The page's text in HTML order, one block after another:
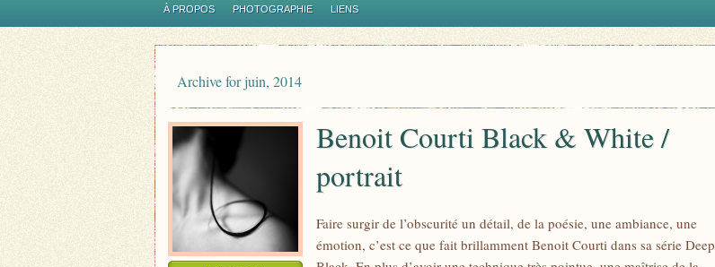
À PROPOS PHOTOGRAPHIE LIENS
Archive for juin, 2014
Benoit Courti Black & White /
portrait
Faire surgir de l’obscurité un détail, de la poésie, une ambiance, une
émotion, c’est ce que fait brillamment Benoit Courti dans sa série Deep